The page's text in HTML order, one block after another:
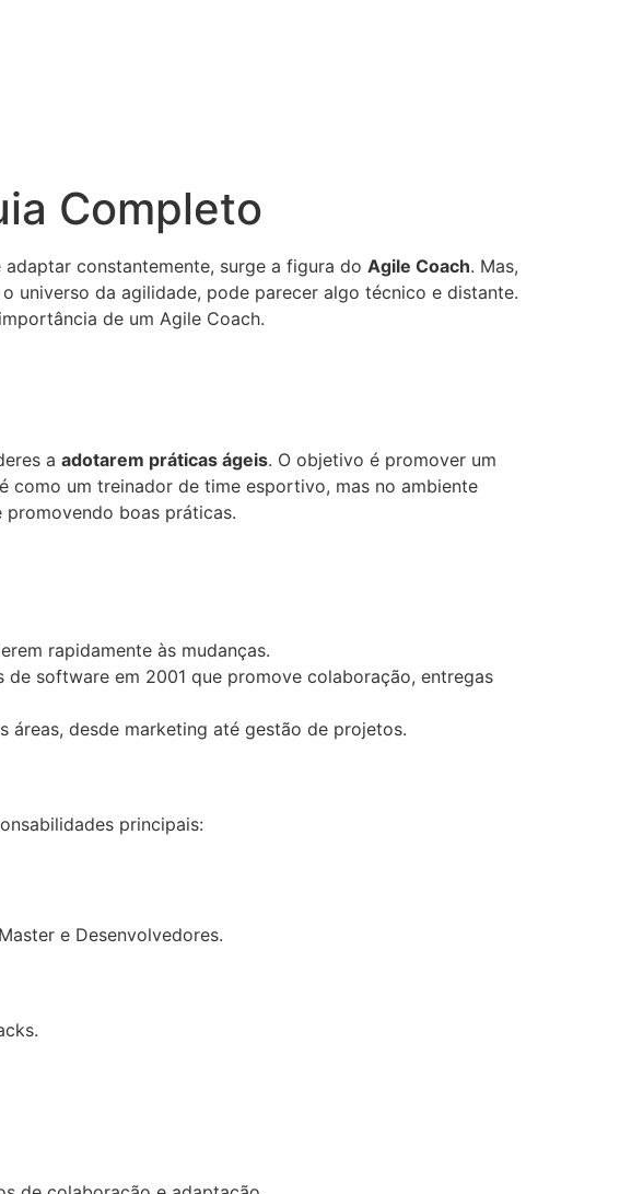
Completo
constantemente, surge a figura do Agile Coach. Mas,
universo da agilidade, pode parecer algo técnico e distante.
de um Agile Coach.
a adotarem práticas ágeis. O objetivo é promover um
como um treinador de time esportivo, mas no ambiente
boas práticas.
rapidamente às mudanças.
software em 2001 que promove colaboração, entregas
áreas, desde marketing até gestão de projetos.
principais:
e Desenvolvedores.